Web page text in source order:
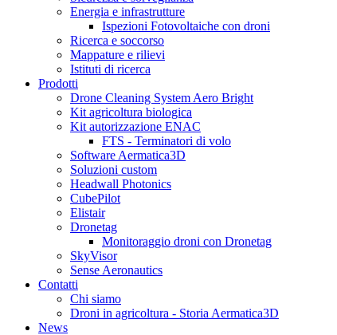
Energia e infrastrutture
Ispezioni Fotovoltaiche con droni
Ricerca e soccorso
Mappature e rilievi
Istituti di ricerca
Prodotti
Drone Cleaning System Aero Bright
Kit agricoltura biologica
Kit autorizzazione ENAC
FTS - Terminatori di volo
Software Aermatica3D
Soluzioni custom
Headwall Photonics
CubePilot
Elistair
Dronetag
Monitoraggio droni con Dronetag
SkyVisor
Sense Aeronautics
Contatti
Chi siamo
Droni in agricoltura - Storia Aermatica3D
News